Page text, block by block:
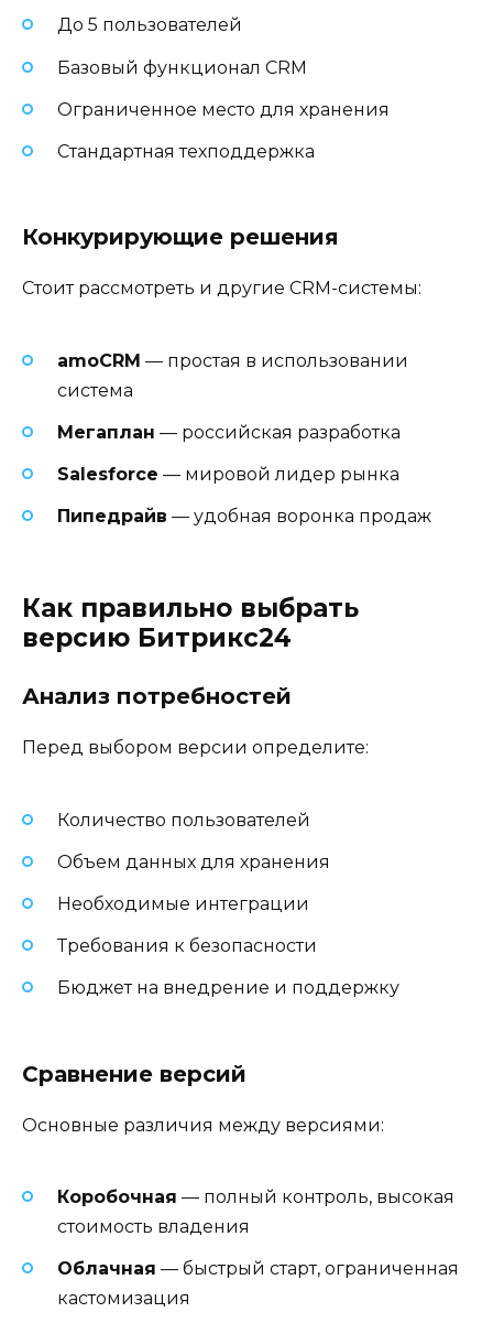
До 5 пользователей
Базовый функционал CRM
Ограниченное место для хранения
Стандартная техподдержка
Конкурирующие решения
Стоит рассмотреть и другие CRM-системы:
amoCRM — простая в использовании
система
Мегаплан — российская разработка
Salesforce — мировой лидер рынка
Пипедрайв — удобная воронка продаж
Как правильно выбрать
версию Битрикс24
Анализ потребностей
Перед выбором версии определите:
Количество пользователей
Объем данных для хранения
Необходимые интеграции
Требования к безопасности
Бюджет на внедрение и поддержку
Сравнение версий
Основные различия между версиями:
Коробочная — полный контроль, высокая
стоимость владения
Облачная — быстрый старт, ограниченная
кастомизация